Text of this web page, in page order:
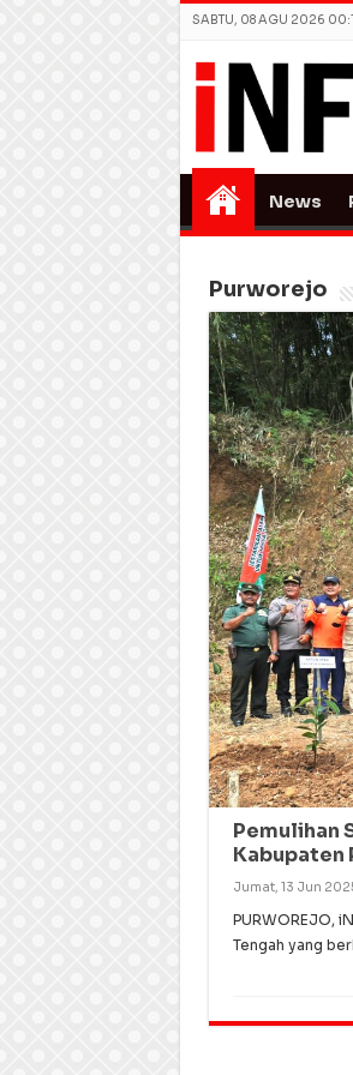
SABTU, 08 AGU 2026
News
Purworejo
Pemulihan
Kabupaten
Jumat, 13 Jun
PURWOREJO,
Tengah yang